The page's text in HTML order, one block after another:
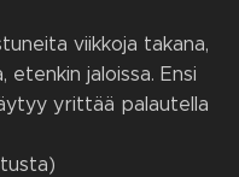
viikkoja takana,
jaloissa. Ensi
yrittää palautella